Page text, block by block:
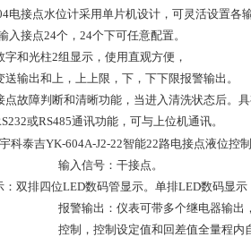
电接点水位计采用单片机设计，可灵活设置各
入接点24个， 24个下可任意配置。
字和光柱2组显示，使用直观方便，
送输出和上，上上限，下，下下限报警输出。
点故障判断和清晰功能，当进入清洗状态后。具
或RS485通讯功能，可与上位机通讯。
宇科泰吉YK-604A-J2-22智能22路电接点液位控
输入信号：干接点。
：双排四位LED数码管显示。单排LED数码显示
报警输出：仪表可带多个继电器输出
控制，控制设定值和回差值全量程内